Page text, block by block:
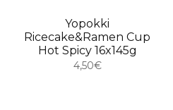
Yopokki
Ricecake&Ramen Cup
Hot Spicy 16x145g
4,50€